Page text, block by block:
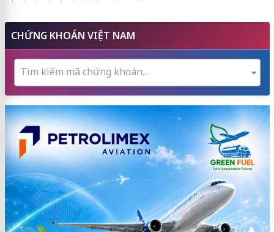
CHỨNG KHOÁN VIỆT NAM
Tìm kiếm mã chứng khoán...